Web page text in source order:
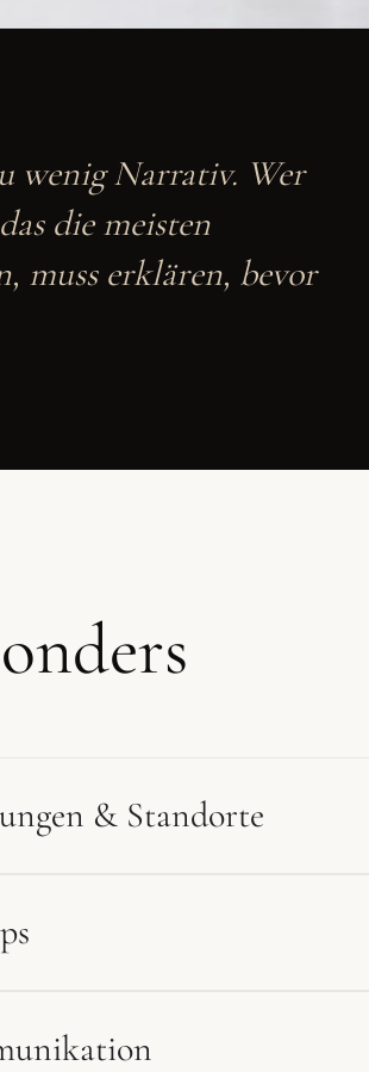
wenig Narrativ. Wer
die meisten
muss erklären, bevor
& Standorte